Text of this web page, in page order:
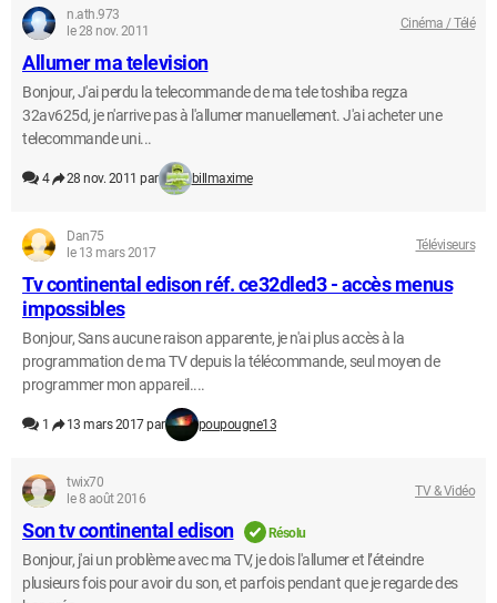
n.ath.973
le 28 nov. 2011
Cinéma / Télé
Allumer ma television
Bonjour, J'ai perdu la telecommande de ma tele toshiba regza
32av625d, je n'arrive pas à l'allumer manuellement. J'ai acheter une
telecommande uni...
4 28 nov. 2011 par billmaxime
Dan75
le 13 mars 2017
Téléviseurs
Tv continental edison réf. ce32dled3 - accès menus
impossibles
Bonjour, Sans aucune raison apparente, je n'ai plus accès à la
programmation de ma TV depuis la télécommande, seul moyen de
programmer mon appareil....
1 13 mars 2017 par poupougne13
twix70
le 8 août 2016
TV & Vidéo
Son tv continental edison Résolu
Bonjour, j'ai un problème avec ma TV, je dois l'allumer et l’éteindre
plusieurs fois pour avoir du son, et parfois pendant que je regarde des